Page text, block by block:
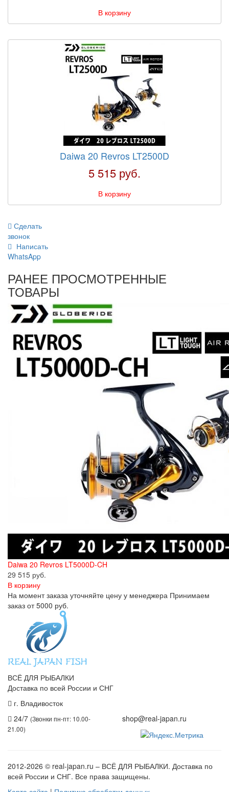
В корзину
Daiwa 20 Revros LT2500D
5 515 руб.
В корзину
Сделать
звонок
Написать
WhatsApp
РАНЕЕ ПРОСМОТРЕННЫЕ
ТОВАРЫ
Daiwa 20 Revros LT5000D-CH
29 515 руб.
В корзину
На момент заказа уточняйте цену у менеджера Принимаем
заказ от 5000 руб.
ВСЁ ДЛЯ РЫБАЛКИ
Доставка по всей России и СНГ
г. Владивосток
24/7 (Звонки пн-пт: 10.00-
21.00)
shop@real-japan.ru
2012-2026 © real-japan.ru – ВСЁ ДЛЯ РЫБАЛКИ. Доставка по
всей России и СНГ. Все права защищены.